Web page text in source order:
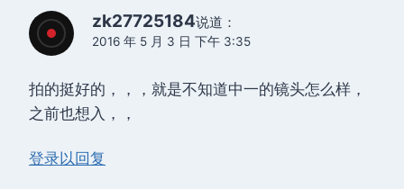
zk27725184说道：
2016 年 5 月 3 日 下午 3:35
拍的挺好的，，，就是不知道中一的镜头怎么样，
之前也想入，，
登录以回复